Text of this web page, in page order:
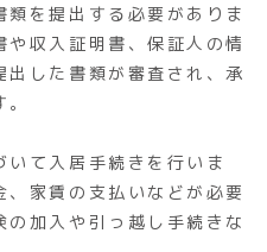
を提出する必要がありま
収入証明書、保証人の情
した書類が審査され、承
て入居手続きを行いま
家賃の支払いなどが必要
加入や引っ越し手続きな